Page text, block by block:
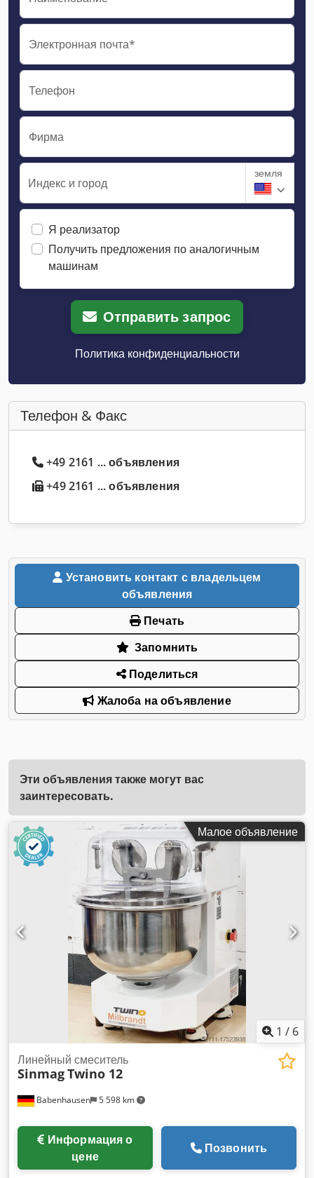
Электронная почта*
Телефон
Фирма
Индекс и город
земля
Я реализатор
Получить предложения по аналогичным
машинам
Отправить запрос
Политика конфиденциальности
Телефон & Факс
+49 2161 ... объявления
+49 2161 ... объявления
объявления
Печать
Запомнить
Поделиться
Жалоба на объявление
Эти объявления также могут вас
заинтересовать.
Малое объявление
1 / 6
Babenhausen 5 598 km
Линейный смеситель
SinmagTwino 12
цене
Позвонить